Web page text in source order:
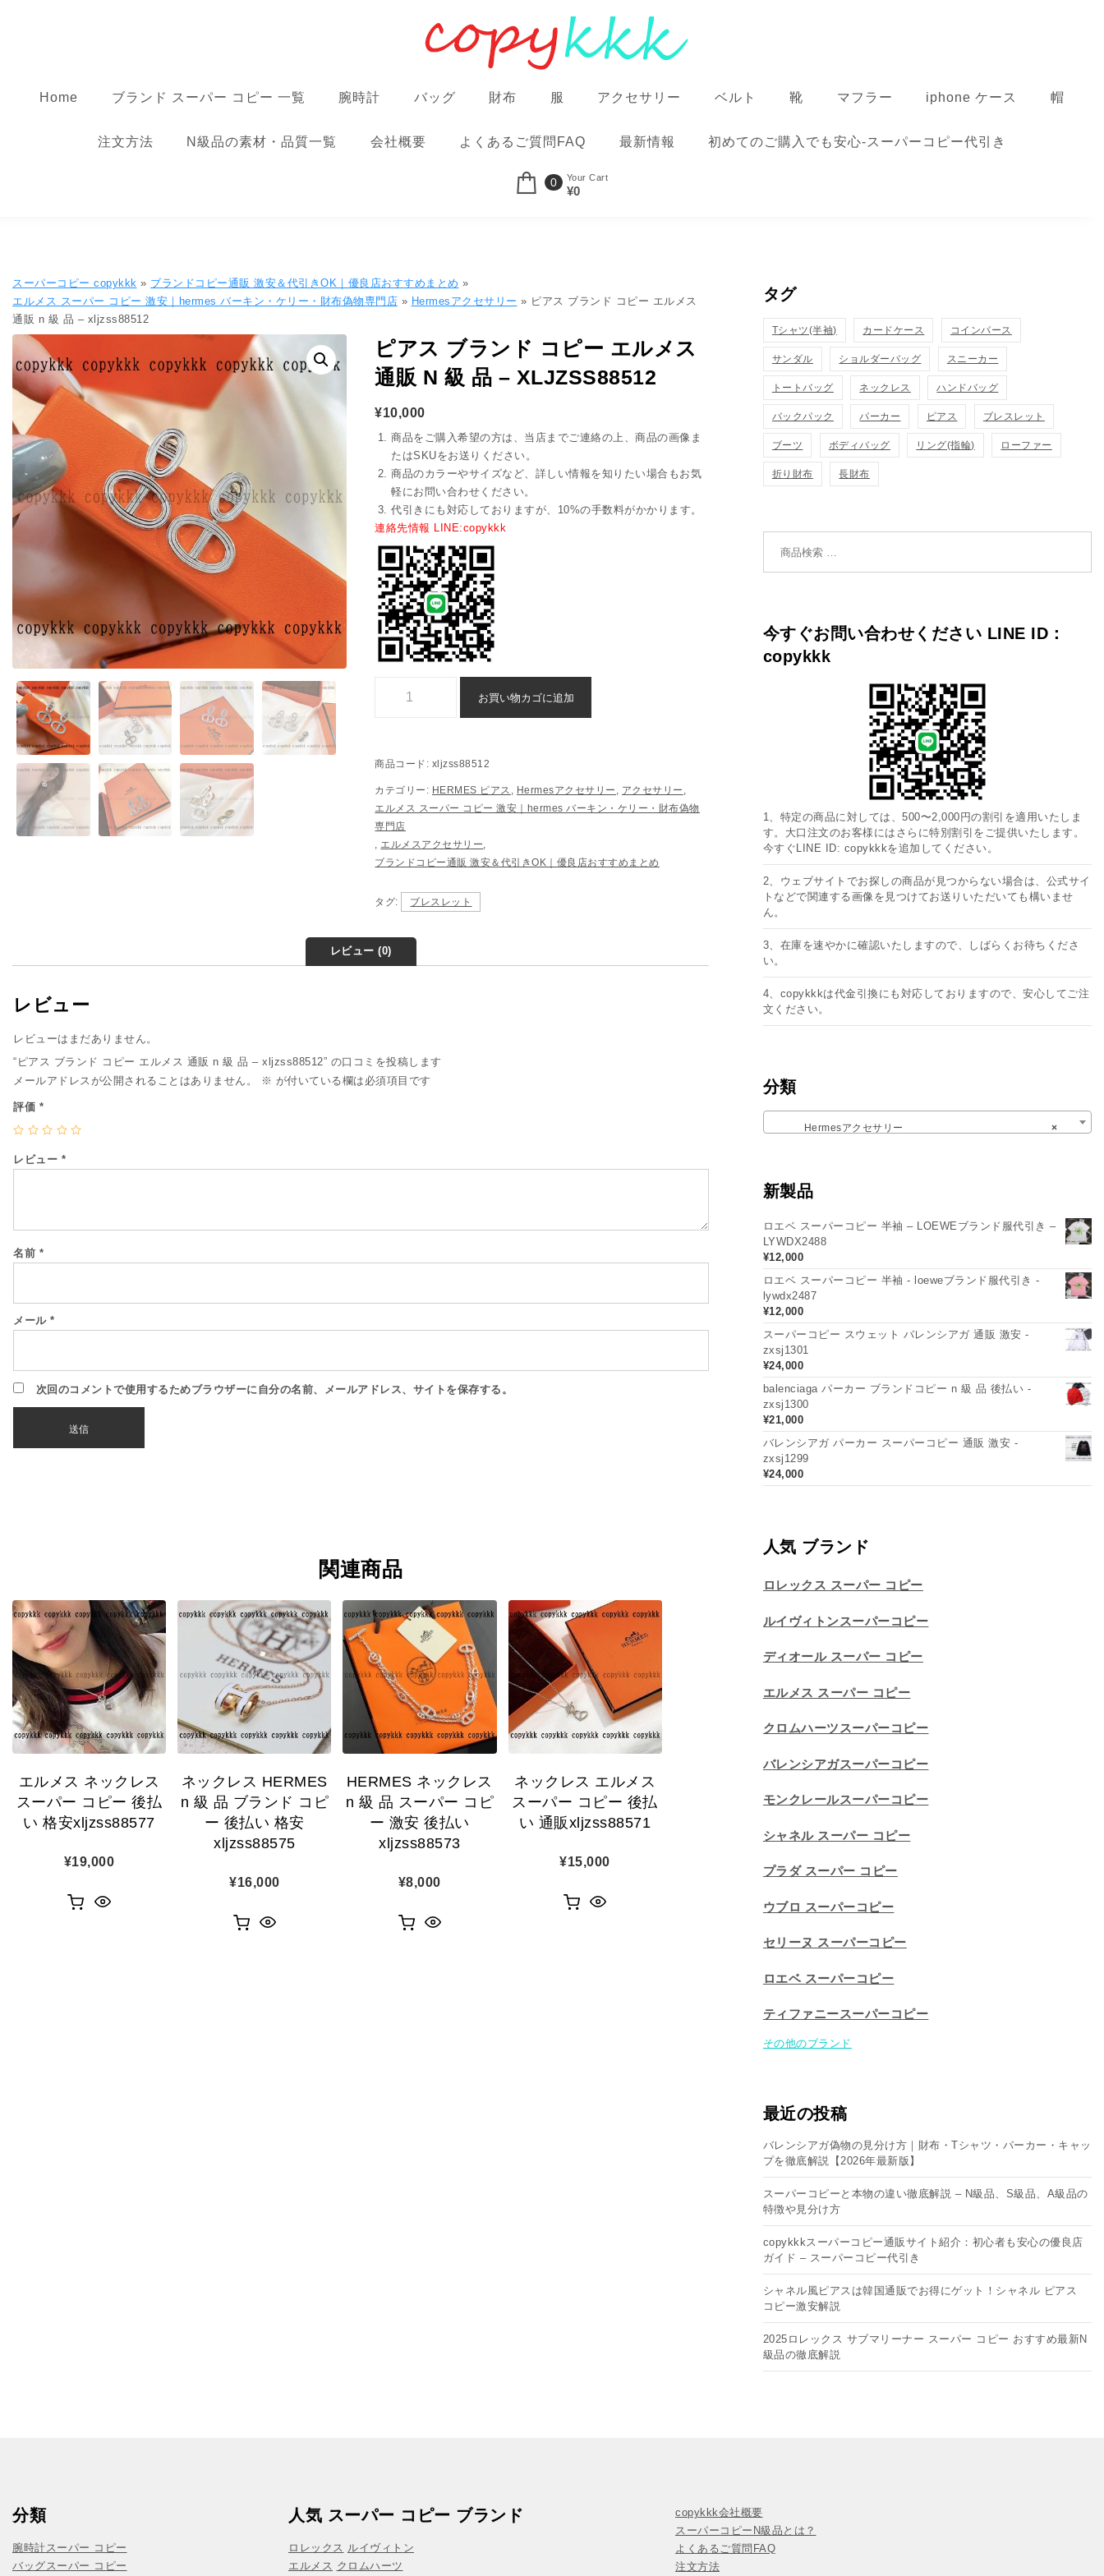
Home ブランド スーパー コピー 一覧 腕時計 バッグ 財布 服 アクセサリー ベルト 靴 マフラー iphone ケース 帽
注文方法 N級品の素材・品質一覧 会社概要 よくあるご質問FAQ 最新情報 初めてのご購入でも安心-スーパーコピー代引き
0 Your Cart
¥0
スーパーコピー copykkk » ブランドコピー通販 激安＆代引きOK｜優良店おすすめまとめ »
エルメス スーパー コピー 激安｜hermes バーキン・ケリー・財布偽物専門店 » Hermesアクセサリー » ピアス ブランド コピー エルメス
通販 n 級 品 – xljzss88512
ピアス ブランド コピー エルメス
通販 N 級 品 – XLJZSS88512
¥10,000
商品をご購入希望の方は、当店までご連絡の上、商品の画像ま
たはSKUをお送りください。
商品のカラーやサイズなど、詳しい情報を知りたい場合もお気
軽にお問い合わせください。
代引きにも対応しておりますが、10%の手数料がかかります。
連絡先情報 LINE:copykkk
お買い物カゴに追加
商品コード: xljzss88512
カテゴリー: HERMES ピアス Hermesアクセサリー アクセサリー
エルメス スーパー コピー 激安｜hermes バーキン・ケリー・財布偽物
専門店
エルメスアクセサリー
ブランドコピー通販 激安＆代引きOK｜優良店おすすめまとめ
タグ: ブレスレット
レビュー (0)
レビュー
レビューはまだありません。
“ピアス ブランド コピー エルメス 通販 n 級 品 – xljzss88512” の口コミを投稿します
メールアドレスが公開されることはありません。
※ が付いている欄は必須項目です
評価 *
レビュー *
名前 *
メール *
次回のコメントで使用するためブラウザーに自分の名前、メールアドレス、サイトを保存する。
関連商品
エルメス ネックレス
スーパー コピー 後払
い 格安xljzss88577
¥19,000
ネックレス HERMES
n 級 品 ブランド コピ
ー 後払い 格安
xljzss88575
¥16,000
HERMES ネックレス
n 級 品 スーパー コピ
ー 激安 後払い
xljzss88573
¥8,000
ネックレス エルメス
スーパー コピー 後払
い 通販xljzss88571
¥15,000
タグ
Tシャツ(半袖) カードケース コインパース
サンダル ショルダーバッグ スニーカー
トートバッグ ネックレス ハンドバッグ
バックパック パーカー ピアス ブレスレット
ブーツ ボディバッグ リング(指輪) ローファー
折り財布 長財布
今すぐお問い合わせください LINE ID：
copykkk
1、特定の商品に対しては、500〜2,000円の割引を適用いたしま
す。大口注文のお客様にはさらに特別割引をご提供いたします。
今すぐLINE ID: copykkkを追加してください。
2、ウェブサイトでお探しの商品が見つからない場合は、公式サイ
トなどで関連する画像を見つけてお送りいただいても構いませ
ん。
3、在庫を速やかに確認いたしますので、しばらくお待ちくださ
い。
4、copykkkは代金引換にも対応しておりますので、安心してご注
文ください。
分類
×
Hermesアクセサリー
新製品
ロエベ スーパーコピー 半袖 – LOEWEブランド服代引き –
LYWDX2488
¥12,000
ロエベ スーパーコピー 半袖 - loeweブランド服代引き -
lywdx2487
¥12,000
スーパーコピー スウェット バレンシアガ 通販 激安 -
zxsj1301
¥24,000
balenciaga パーカー ブランドコピー n 級 品 後払い -
zxsj1300
¥21,000
バレンシアガ パーカー スーパーコピー 通販 激安 -
zxsj1299
¥24,000
人気 ブランド
ロレックス スーパー コピー
ルイヴィトンスーパーコピー
ディオール スーパー コピー
エルメス スーパー コピー
クロムハーツスーパーコピー
バレンシアガスーパーコピー
モンクレールスーパーコピー
シャネル スーパー コピー
プラダ スーパー コピー
ウブロ スーパーコピー
セリーヌ スーパーコピー​
ロエベ スーパーコピー
ティファニースーパーコピー
その他のブランド
最近の投稿
バレンシアガ偽物の見分け方｜財布・Tシャツ・パーカー・キャッ
プを徹底解説【2026年最新版】
スーパーコピーと本物の違い徹底解説 – N級品、S級品、A級品の
特徴や見分け方
copykkkスーパーコピー通販サイト紹介：初心者も安心の優良店
ガイド – スーパーコピー代引き
シャネル風ピアスは韓国通販でお得にゲット！シャネル ピアス
コピー​激安解説
2025ロレックス サブマリーナー スーパー コピー おすすめ最新N
級品の徹底解説
分類
腕時計スーパー コピー
バッグスーパー コピー
人気 スーパー コピー ブランド
ロレックス ルイヴィトン
エルメス クロムハーツ
copykkk会社概要
スーパーコピーN級品とは？
よくあるご質問FAQ
注文方法